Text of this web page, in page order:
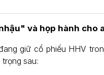
và họp hành cho
giữ cổ phiếu HHV
sau: